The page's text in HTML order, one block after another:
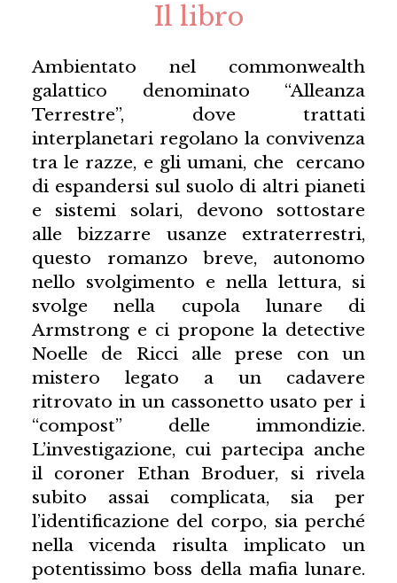
Il libro
Ambientato nel commonwealth
galattico denominato “Alleanza
Terrestre”, dove trattati
interplanetari regolano la convivenza
tra le razze, e gli umani, che cercano
di espandersi sul suolo di altri pianeti
e sistemi solari, devono sottostare
alle bizzarre usanze extraterrestri,
questo romanzo breve, autonomo
nello svolgimento e nella lettura, si
svolge nella cupola lunare di
Armstrong e ci propone la detective
Noelle de Ricci alle prese con un
mistero legato a un cadavere
ritrovato in un cassonetto usato per i
“compost” delle immondizie.
L’investigazione, cui partecipa anche
il coroner Ethan Broduer, si rivela
subito assai complicata, sia per
l’identificazione del corpo, sia perché
nella vicenda risulta implicato un
potentissimo boss della mafia lunare.